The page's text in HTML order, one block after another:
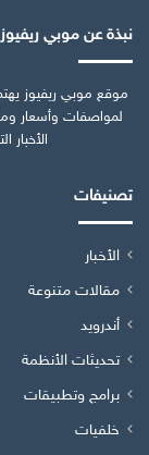
نبذة عن موبي ريفيوز
موقع موبي ريفيوز
لمواصفات وأسعار
تصنيفات
الأخبار
مقالات متنوعة
أندرويد
تحديثات الأنظمة
برامج وتطبيقات
خلفيات